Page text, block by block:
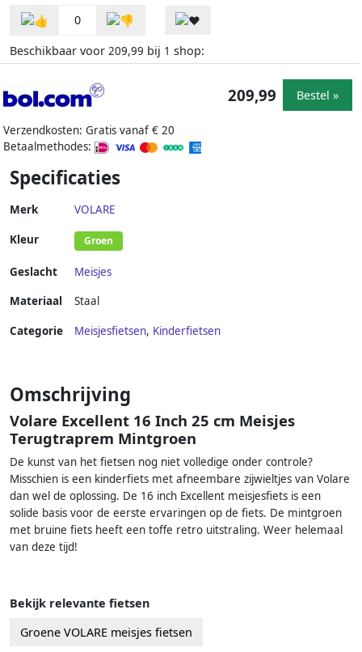
0
Beschikbaar voor 209,99 bij 1 shop:
Verzendkosten: Gratis vanaf € 20
Betaalmethodes:
209,99 Bestel »
Specificaties
Merk VOLARE
Kleur Groen
Geslacht
Meisjes
Materiaal
Staal
Categorie Meisjesfietsen, Kinderfietsen
Omschrijving
Volare Excellent 16 Inch 25 cm Meisjes
Terugtraprem Mintgroen
De kunst van het fietsen nog niet volledige onder controle?
Misschien is een kinderfiets met afneembare zijwieltjes van Volare
dan wel de oplossing. De 16 inch Excellent meisjesfiets is een
solide basis voor de eerste ervaringen op de fiets. De mintgroen
met bruine fiets heeft een toffe retro uitstraling. Weer helemaal
van deze tijd!
Bekijk relevante fietsen
Groene VOLARE meisjes fietsen